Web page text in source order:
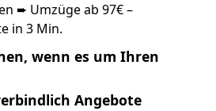
➨ Umzüge ab 97€ –
in 3 Min.
wenn es um Ihren
Angebote